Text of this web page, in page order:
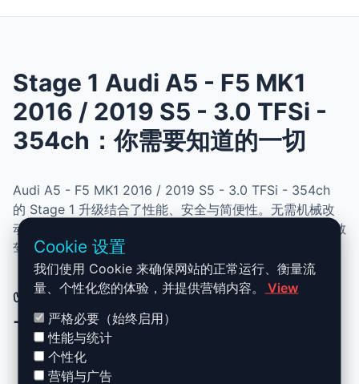
Stage 1 Audi A5 - F5 MK1
2016 / 2019 S5 - 3.0 TFSi -
354ch：你需要知道的一切
Audi A5 - F5 MK1 2016 / 2019 S5 - 3.0 TFSi - 354ch
的 Stage 1 升级结合了性能、安全与简便性。无需机械改
动，即可提升动力、扭矩并优化油耗。非常适合追求更灵敏
驾驶体验且希望保持原厂可靠性的车主。
✅ Audi A5 - F5 MK1 2016 / 2019 S5
- 3.0 TFSi - 354ch Stage 1 升级优势
动力提升高达 +30%，扭矩提升 +25%
Cookie 设置
我们使用 Cookie 来确保网站的正常运行、衡量流
量、个性化您的体验，并提供营销内容。
View
严格必要（始终启用）
性能与统计
个性化
营销与广告